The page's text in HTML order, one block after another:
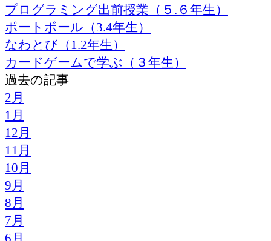
プログラミング出前授業（５.６年生）
ポートボール（3.4年生）
なわとび（1.2年生）
カードゲームで学ぶ（３年生）
過去の記事
2月
1月
12月
11月
10月
9月
8月
7月
6月